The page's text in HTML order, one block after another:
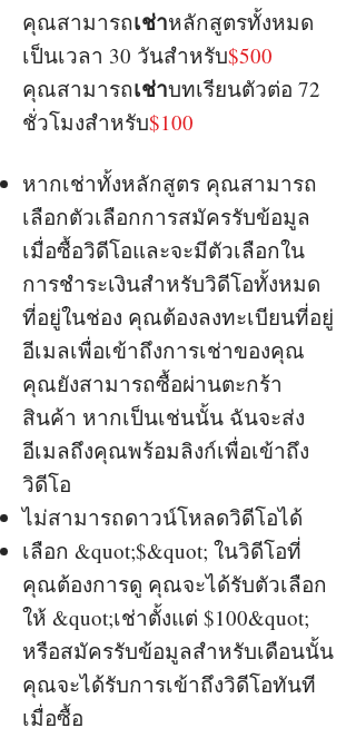
คุณสามารถเช่าหลักสูตรทั้งหมด
เป็นเวลา 30 วันสำหรับ$500
คุณสามารถเช่าบทเรียนตัวต่อ 72
ชั่วโมงสำหรับ$100
หากเช่าทั้งหลักสูตร คุณสามารถ
เลือกตัวเลือกการสมัครรับข้อมูล
เมื่อซื้อวิดีโอและจะมีตัวเลือกใน
การชำระเงินสำหรับวิดีโอทั้งหมด
ที่อยู่ในช่อง คุณต้องลงทะเบียนที่อยู่
อีเมลเพื่อเข้าถึงการเช่าของคุณ
คุณยังสามารถซื้อผ่านตะกร้า
สินค้า หากเป็นเช่นนั้น ฉันจะส่ง
อีเมลถึงคุณพร้อมลิงก์เพื่อเข้าถึง
วิดีโอ
ไม่สามารถดาวน์โหลดวิดีโอได้
เลือก &quot;$&quot; ในวิดีโอที่
คุณต้องการดู คุณจะได้รับตัวเลือก
ให้ &quot;เช่าตั้งแต่ $100&quot;
หรือสมัครรับข้อมูลสำหรับเดือนนั้น
คุณจะได้รับการเข้าถึงวิดีโอทันที
เมื่อซื้อ